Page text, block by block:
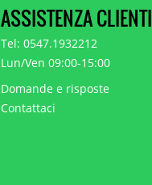
ASSISTENZA CLIENTI
Tel: 0547.1932212
Lun/Ven 09:00-15:00
Domande e risposte
Contattaci